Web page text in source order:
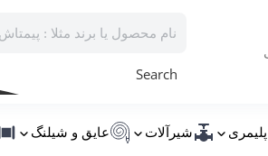
Search
شیرآلات عایق و شیلنگ